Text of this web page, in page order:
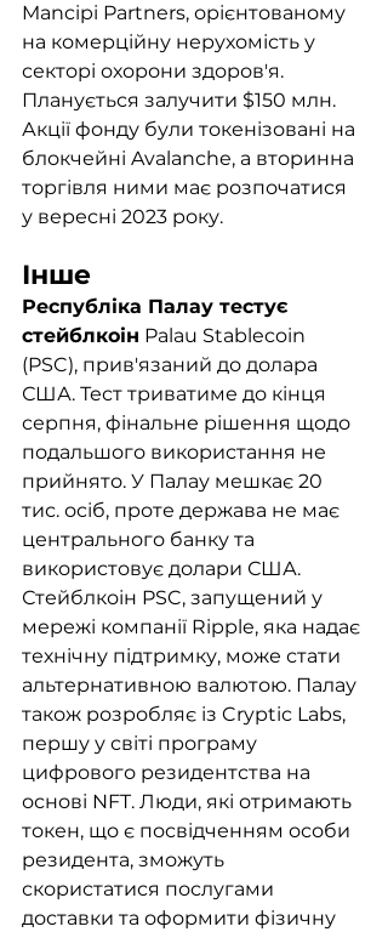
Mancipi Partners, орієнтованому
на комерційну нерухомість у
секторі охорони здоров'я.
Планується залучити $150 млн.
Акції фонду були токенізовані на
блокчейні Avalanche, а вторинна
торгівля ними має розпочатися
у вересні 2023 року.
Інше
Республіка Палау тестує
стейблкоін Palau Stablecoin
(PSC), прив'язаний до долара
США. Тест триватиме до кінця
серпня, фінальне рішення щодо
подальшого використання не
прийнято. У Палау мешкає 20
тис. осіб, проте держава не має
центрального банку та
використовує долари США.
Стейблкоін PSC, запущений у
мережі компанії Ripple, яка надає
технічну підтримку, може стати
альтернативною валютою. Палау
також розробляє із Cryptic Labs,
першу у світі програму
цифрового резидентства на
основі NFT. Люди, які отримають
токен, що є посвідченням особи
резидента, зможуть
скористатися послугами
доставки та оформити фізичну